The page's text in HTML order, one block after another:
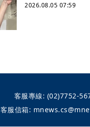
2026.08.05 07:59
客服專線: (02)7752-
客服信箱: